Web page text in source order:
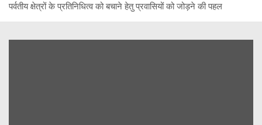
पर्वतीय क्षेत्रों के प्रतिनिधित्व को बचाने हेतु प्रवासियों को जोड़ने की पहल